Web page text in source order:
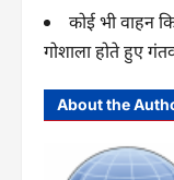
कोई भी वाहन
गोशाला होते हुए
About the